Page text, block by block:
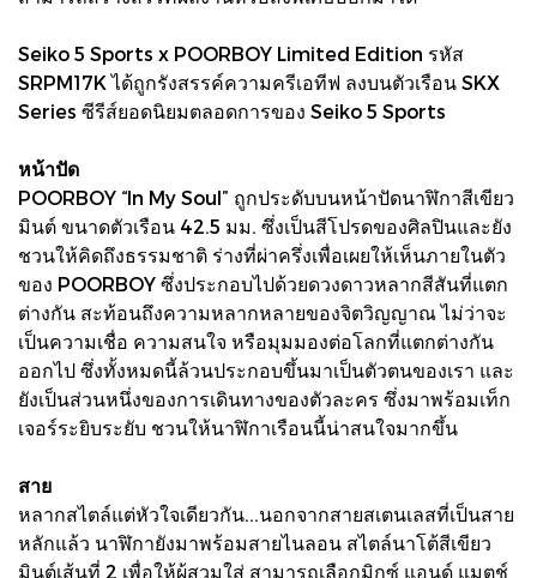
Seiko 5 Sports x POORBOY Limited Edition รหัส
SRPM17K ได้ถูกรังสรรค์ความครีเอทีฟ ลงบนตัวเรือน SKX
Series ซีรีส์ยอดนิยมตลอดการของ Seiko 5 Sports
หน้าปัด
POORBOY “In My Soul” ถูกประดับบนหน้าปัดนาฬิกาสีเขียว
มินต์ ขนาดตัวเรือน 42.5 มม. ซึ่งเป็นสีโปรดของศิลปินและยัง
ชวนให้คิดถึงธรรมชาติ ร่างที่ผ่าครึ่งเพื่อเผยให้เห็นภายในตัว
ของ POORBOY ซึ่งประกอบไปด้วยดวงดาวหลากสีสันที่แตก
ต่างกัน สะท้อนถึงความหลากหลายของจิตวิญญาณ ไม่ว่าจะ
เป็นความเชื่อ ความสนใจ หรือมุมมองต่อโลกที่แตกต่างกัน
ออกไป ซึ่งทั้งหมดนี้ล้วนประกอบขึ้นมาเป็นตัวตนของเรา และ
ยังเป็นส่วนหนึ่งของการเดินทางของตัวละคร ซึ่งมาพร้อมเท็ก
เจอร์ระยิบระยับ ชวนให้นาฬิกาเรือนนี้น่าสนใจมากขึ้น
สาย
หลากสไตล์แต่หัวใจเดียวกัน...นอกจากสายสเตนเลสที่เป็นสาย
หลักแล้ว นาฬิกายังมาพร้อมสายไนลอน สไตล์นาโต้สีเขียว
มินต์เส้นที่ 2 เพื่อให้ผู้สวมใส่ สามารถเลือกมิกซ์ แอนด์ แมตช์